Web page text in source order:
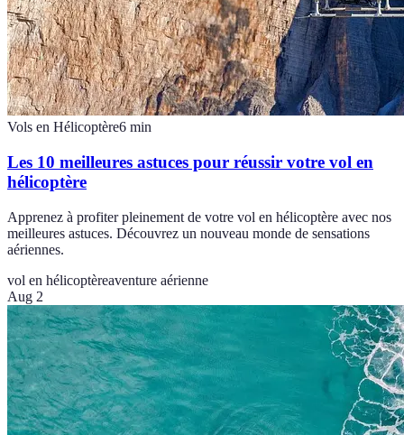
Vols en Hélicoptère6 min
Les 10 meilleures astuces pour réussir votre vol en
hélicoptère
Apprenez à profiter pleinement de votre vol en hélicoptère avec nos
meilleures astuces. Découvrez un nouveau monde de sensations
aériennes.
vol en hélicoptèreaventure aérienne
Aug 2